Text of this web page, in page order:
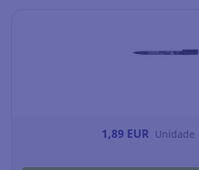
1,89 EUR Unidade